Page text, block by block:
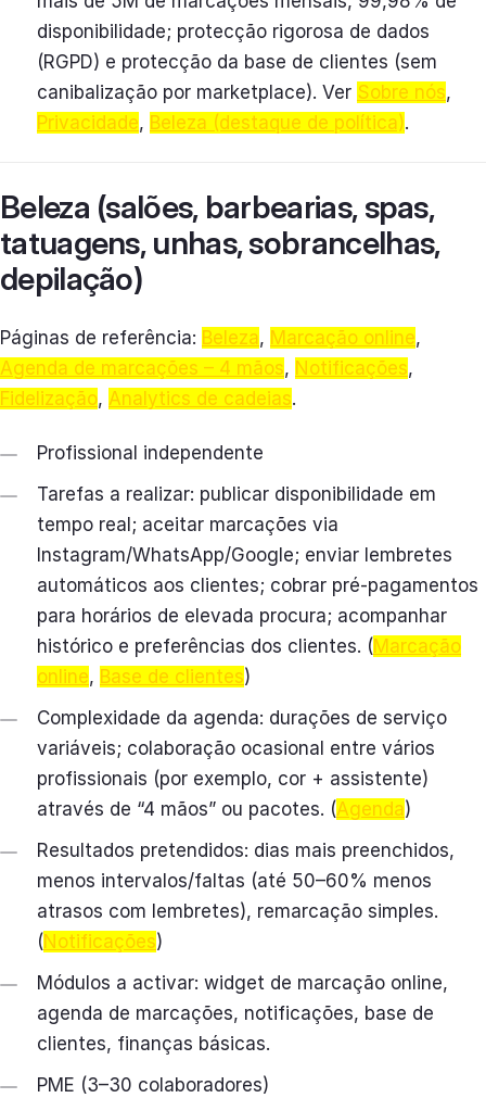
disponibilidade; protecção rigorosa de dados
(RGPD) e protecção da base de clientes (sem
canibalização por marketplace). Ver Sobre nós,
Privacidade, Beleza (destaque de política).
Beleza (salões, barbearias, spas,
tatuagens, unhas, sobrancelhas,
depilação)
Páginas de referência: Beleza, Marcação online,
Agenda de marcações – 4 mãos, Notificações,
Fidelização, Analytics de cadeias.
Profissional independente
Tarefas a realizar: publicar disponibilidade em
tempo real; aceitar marcações via
Instagram/WhatsApp/Google; enviar lembretes
automáticos aos clientes; cobrar pré-pagamentos
para horários de elevada procura; acompanhar
histórico e preferências dos clientes. (Marcação
online, Base de clientes)
Complexidade da agenda: durações de serviço
variáveis; colaboração ocasional entre vários
profissionais (por exemplo, cor + assistente)
através de “4 mãos” ou pacotes. (Agenda)
Resultados pretendidos: dias mais preenchidos,
menos intervalos/faltas (até 50–60% menos
atrasos com lembretes), remarcação simples.
(Notificações)
Módulos a activar: widget de marcação online,
agenda de marcações, notificações, base de
clientes, finanças básicas.
PME (3–30 colaboradores)